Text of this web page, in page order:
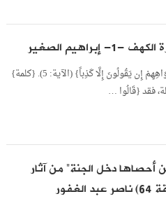
الصغير
– قوله تعالى: {كَبُرَتْ كَلِمَةً تَخْرُجُ مِنْ أَفْوَاهِهِمْ إِن يَقُولُونَ إِلَّا كَذِباً} (الآية: 5). {كلمة}
فقد {قَالُوا …
دخل الجنة” من آثار